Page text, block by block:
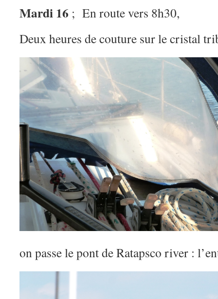
Mardi 16 ; En route vers 8h30,
Deux heures de couture sur le cristal
on passe le pont de Ratapsco river :